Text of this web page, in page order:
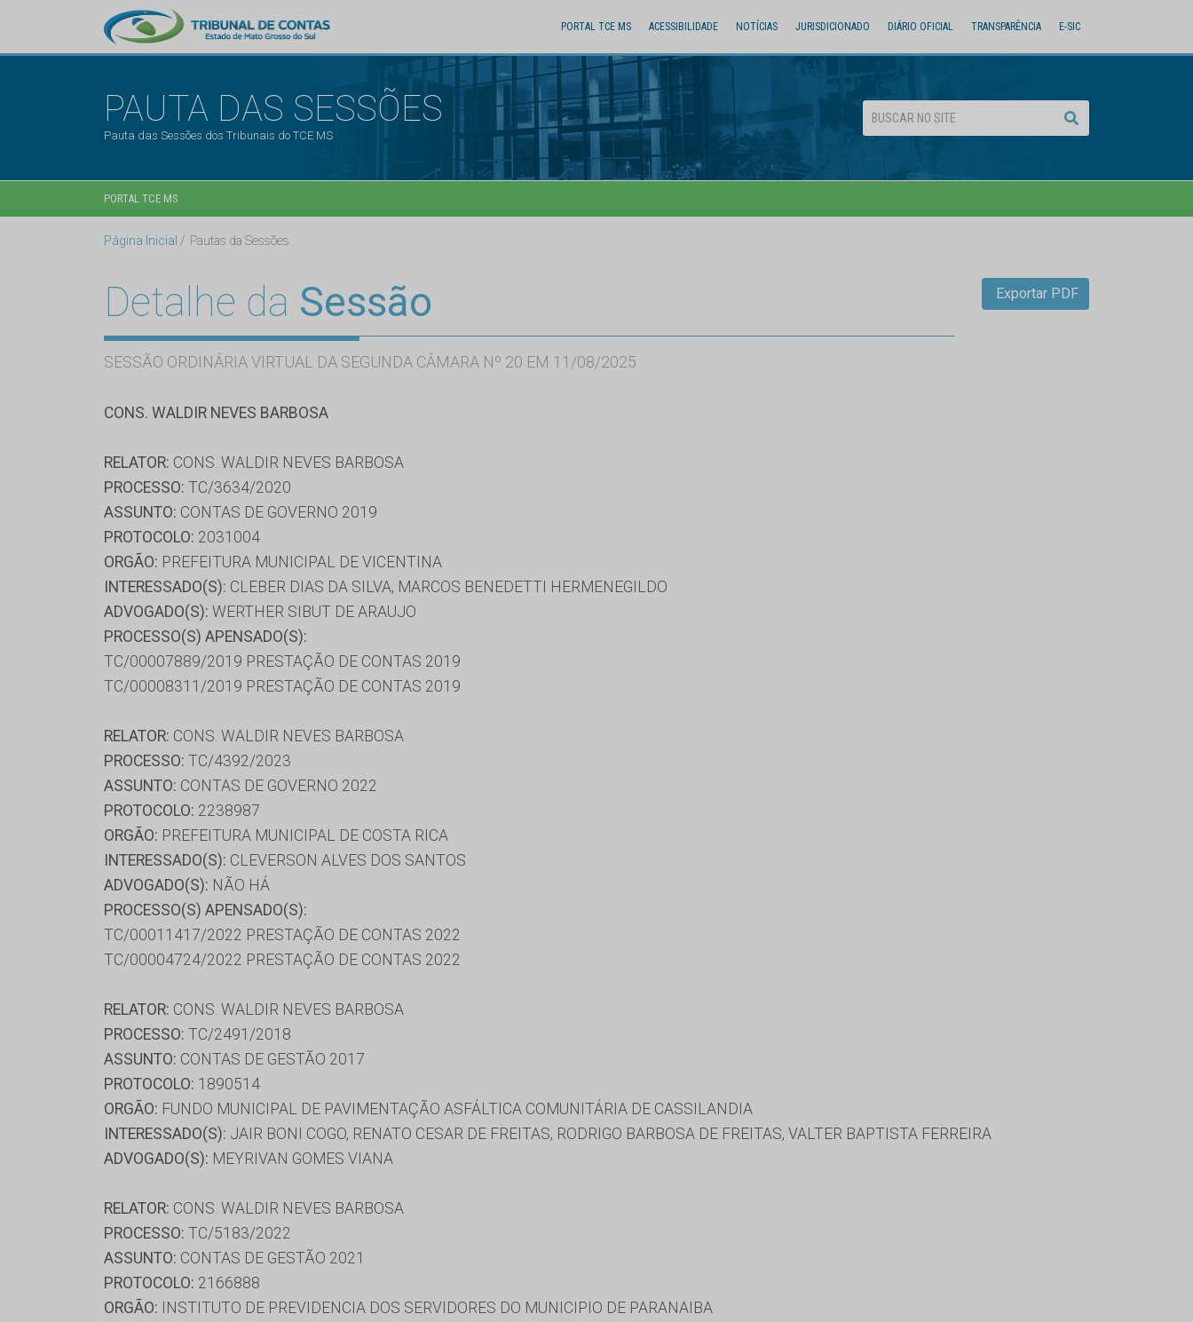
PORTAL TCE MS ACESSIBILIDADE NOTÍCIAS JURISDICIONADO DIÁRIO OFICIAL TRANSPARÊNCIA E-SIC
PAUTA DAS SESSÕES
Pauta das Sessões dos Tribunais do TCE MS
PORTAL TCE MS
Página Inicial Pautas da Sessões
Detalhe da Sessão
SESSÃO ORDINÁRIA VIRTUAL DA SEGUNDA CÂMARA Nº 20 EM 11/08/2025
Exportar PDF
CONS. WALDIR NEVES BARBOSA
RELATOR: CONS. WALDIR NEVES BARBOSA
PROCESSO: TC/3634/2020
ASSUNTO: CONTAS DE GOVERNO 2019
PROTOCOLO: 2031004
ORGÃO: PREFEITURA MUNICIPAL DE VICENTINA
INTERESSADO(S): CLEBER DIAS DA SILVA, MARCOS BENEDETTI HERMENEGILDO
ADVOGADO(S): WERTHER SIBUT DE ARAUJO
PROCESSO(S) APENSADO(S):
TC/00007889/2019 PRESTAÇÃO DE CONTAS 2019
TC/00008311/2019 PRESTAÇÃO DE CONTAS 2019
RELATOR: CONS. WALDIR NEVES BARBOSA
PROCESSO: TC/4392/2023
ASSUNTO: CONTAS DE GOVERNO 2022
PROTOCOLO: 2238987
ORGÃO: PREFEITURA MUNICIPAL DE COSTA RICA
INTERESSADO(S): CLEVERSON ALVES DOS SANTOS
ADVOGADO(S): NÃO HÁ
PROCESSO(S) APENSADO(S):
TC/00011417/2022 PRESTAÇÃO DE CONTAS 2022
TC/00004724/2022 PRESTAÇÃO DE CONTAS 2022
RELATOR: CONS. WALDIR NEVES BARBOSA
PROCESSO: TC/2491/2018
ASSUNTO: CONTAS DE GESTÃO 2017
PROTOCOLO: 1890514
ORGÃO: FUNDO MUNICIPAL DE PAVIMENTAÇÃO ASFÁLTICA COMUNITÁRIA DE CASSILANDIA
INTERESSADO(S): JAIR BONI COGO, RENATO CESAR DE FREITAS, RODRIGO BARBOSA DE FREITAS, VALTER BAPTISTA FERREIRA
ADVOGADO(S): MEYRIVAN GOMES VIANA
RELATOR: CONS. WALDIR NEVES BARBOSA
PROCESSO: TC/5183/2022
ASSUNTO: CONTAS DE GESTÃO 2021
PROTOCOLO: 2166888
ORGÃO: INSTITUTO DE PREVIDENCIA DOS SERVIDORES DO MUNICIPIO DE PARANAIBA